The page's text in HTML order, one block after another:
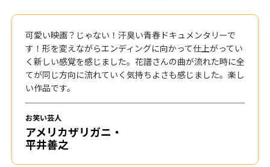
可愛い映画？じゃない！汗臭い青春ドキュメンタリーで
す！形を変えながらエンディングに向かって仕上がってい
く新しい感覚を感じました。花譜さんの曲が流れた時に全
てが同じ方向に流れていく気持ちよさも感じました。楽し
い作品です。
お笑い芸人
アメリカザリガニ・
平井善之